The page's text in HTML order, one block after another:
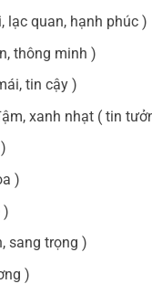
lạc quan, hạnh phúc )
thông minh )
tin cậy )
xanh nhạt ( tin
)
)
sang trọng )
)